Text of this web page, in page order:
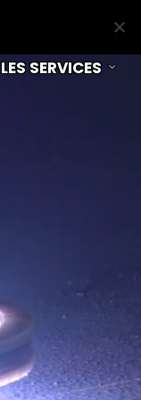
LES SERVICES